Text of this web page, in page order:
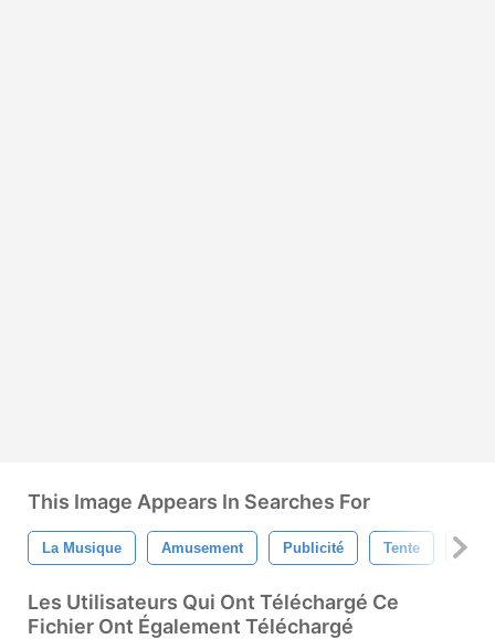
This Image Appears In Searches For
La Musique Amusement Publicité Tente
Les Utilisateurs Qui Ont Téléchargé Ce
Fichier Ont Également Téléchargé